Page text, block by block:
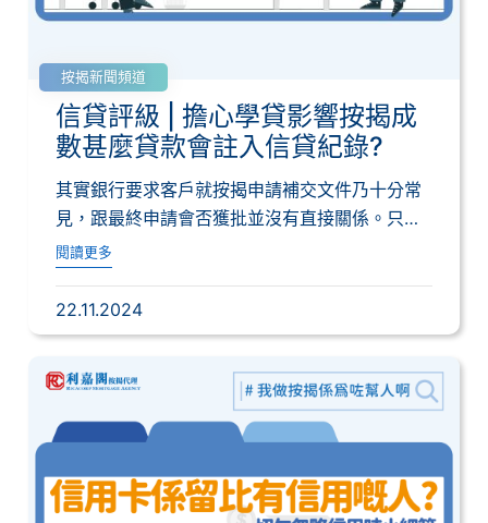
按揭新聞頻道
信貸評級 | 擔心學貸影響按揭成
數甚麼貸款會註入信貸紀錄?
其實銀行要求客戶就按揭申請補交文件乃十分常
見，跟最終申請會否獲批並沒有直接關係。只是
審核客...
閱讀更多
22.11.2024